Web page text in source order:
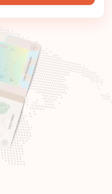
الترتيب: 7
الإمارات العربية المتحدة
سلوفينيا